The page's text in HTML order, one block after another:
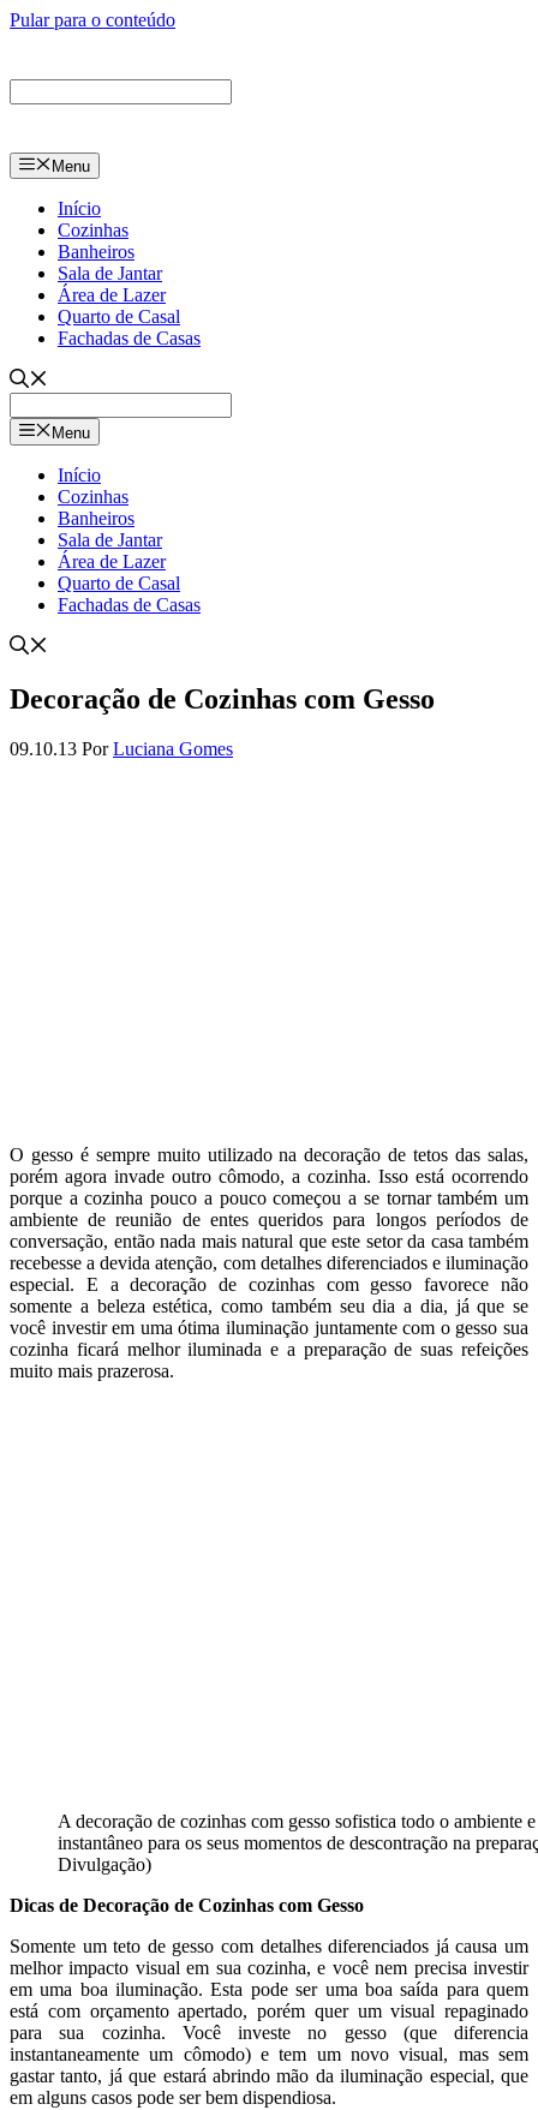
Pular para o conteúdo
Menu
Início
Cozinhas
Banheiros
Sala de Jantar
Área de Lazer
Quarto de Casal
Fachadas de Casas
Menu
Início
Cozinhas
Banheiros
Sala de Jantar
Área de Lazer
Quarto de Casal
Fachadas de Casas
Decoração de Cozinhas com Gesso
09.10.13 PorLuciana Gomes
O gesso é sempre muito utilizado na decoração de tetos das salas,
porém agora invade outro cômodo, a cozinha. Isso está ocorrendo
porque a cozinha pouco a pouco começou a se tornar também um
ambiente de reunião de entes queridos para longos períodos de
conversação, então nada mais natural que este setor da casa também
recebesse a devida atenção, com detalhes diferenciados e iluminação
especial. E a decoração de cozinhas com gesso favorece não
somente a beleza estética, como também seu dia a dia, já que se
você investir em uma ótima iluminação juntamente com o gesso sua
cozinha ficará melhor iluminada e a preparação de suas refeições
muito mais prazerosa.
A decoração de cozinhas com gesso sofistica todo o ambiente
instantâneo para os seus momentos de descontração na
Divulgação)
Dicas de Decoração de Cozinhas com Gesso
Somente um teto de gesso com detalhes diferenciados já causa um
melhor impacto visual em sua cozinha, e você nem precisa investir
em uma boa iluminação. Esta pode ser uma boa saída para quem
está com orçamento apertado, porém quer um visual repaginado
para sua cozinha. Você investe no gesso (que diferencia
instantaneamente um cômodo) e tem um novo visual, mas sem
gastar tanto, já que estará abrindo mão da iluminação especial, que
em alguns casos pode ser bem dispendiosa.